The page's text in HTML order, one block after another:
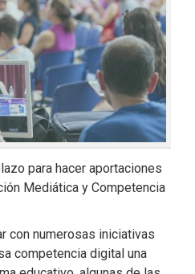
para hacer aportaciones
Mediática y Competencia
con numerosas iniciativas
competencia digital una